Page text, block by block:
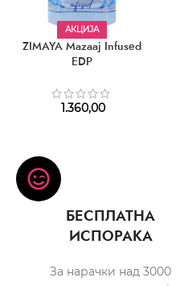
АКЦИЈА
ZIMAYA Mazaaj Infused
EDP
1.360,00
БЕСПЛАТНА
ИСПОРАКА
За нарачки над 3000